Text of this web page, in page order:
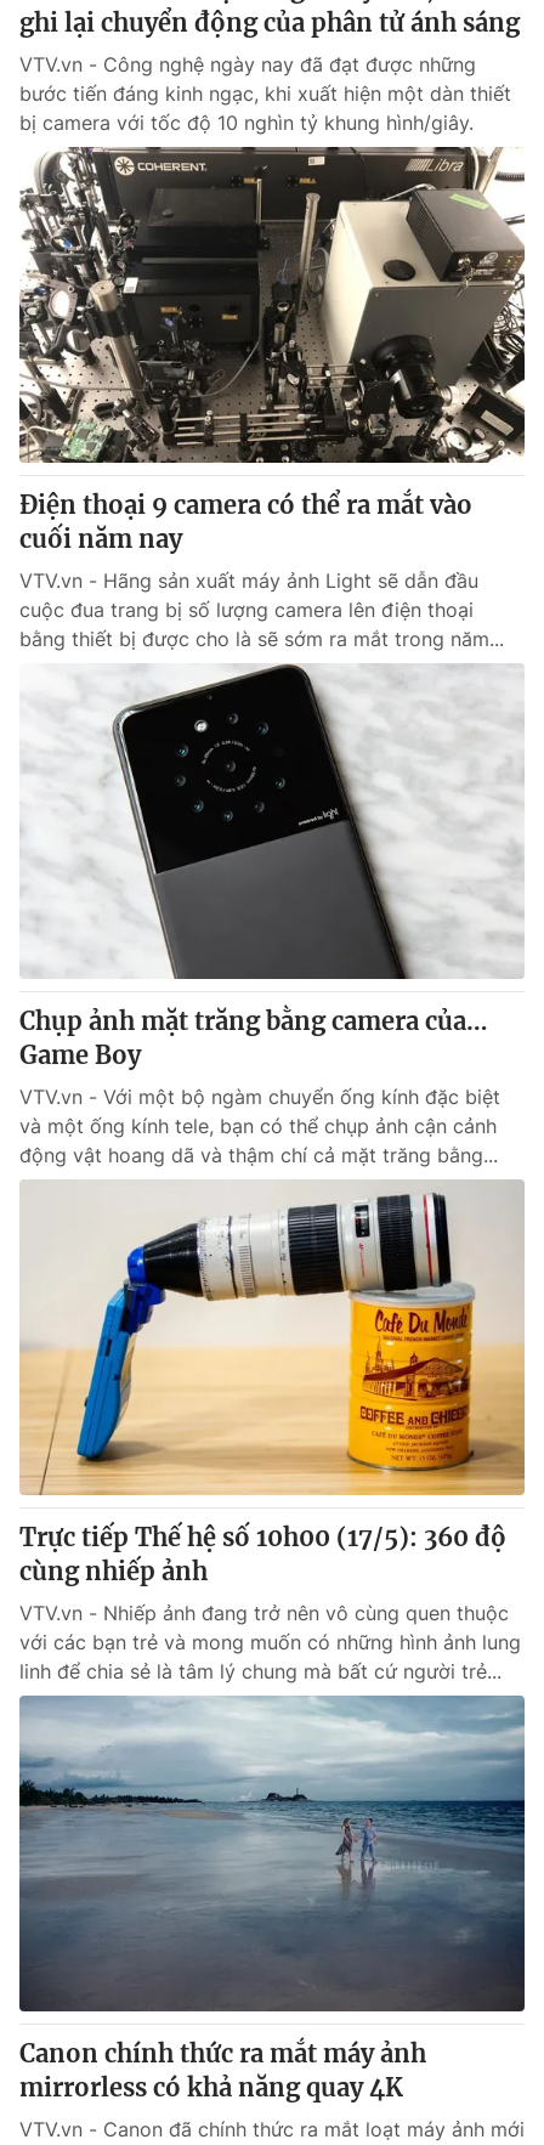
ghi lại chuyển động của phân tử ánh sáng
VTV.vn - Công nghệ ngày nay đã đạt được những
bước tiến đáng kinh ngạc, khi xuất hiện một dàn thiết
bị camera với tốc độ 10 nghìn tỷ khung hình/giây.
Điện thoại 9 camera có thể ra mắt vào
cuối năm nay
VTV.vn - Hãng sản xuất máy ảnh Light sẽ dẫn đầu
cuộc đua trang bị số lượng camera lên điện thoại
bằng thiết bị được cho là sẽ sớm ra mắt trong năm...
Chụp ảnh mặt trăng bằng camera của…
Game Boy
VTV.vn - Với một bộ ngàm chuyển ống kính đặc biệt
và một ống kính tele, bạn có thể chụp ảnh cận cảnh
động vật hoang dã và thậm chí cả mặt trăng bằng...
Trực tiếp Thế hệ số 10h00 (17/5): 360 độ
cùng nhiếp ảnh
VTV.vn - Nhiếp ảnh đang trở nên vô cùng quen thuộc
với các bạn trẻ và mong muốn có những hình ảnh lung
linh để chia sẻ là tâm lý chung mà bất cứ người trẻ...
Canon chính thức ra mắt máy ảnh
mirrorless có khả năng quay 4K
VTV.vn - Canon đã chính thức ra mắt loạt máy ảnh mới